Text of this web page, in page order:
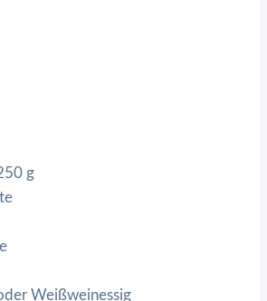
g
Weißweinessig